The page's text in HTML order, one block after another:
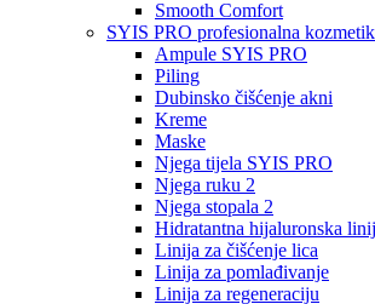
Smooth Comfort
SYIS PRO profesionalna
Ampule SYIS PRO
Piling
Dubinsko čišćenje akni
Kreme
Maske
Njega tijela SYIS PRO
Njega ruku 2
Njega stopala 2
Hidratantna hijaluronska
Linija za čišćenje lica
Linija za pomlađivanje
Linija za regeneraciju